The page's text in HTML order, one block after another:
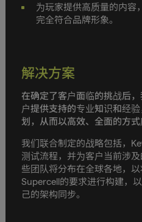
为玩家提供高质量的内容
完全符合品牌形象。
解决方案
在确定了客户面临的挑战后
户提供支持的专业知识和经
划，从而以高效、全面的方式
我们联合制定的战略包括，
测试流程，并为客户当前涉
些团队将分布在全球各地，
Supercell的要求进行构建，
己的架构同步。